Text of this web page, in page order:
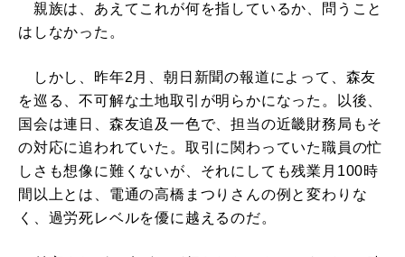
親族は、あえてこれが何を指しているか、問うこと
はしなかった。
しかし、昨年2月、朝日新聞の報道によって、森友
を巡る、不可解な土地取引が明らかになった。以後、
国会は連日、森友追及一色で、担当の近畿財務局もそ
の対応に追われていた。取引に関わっていた職員の忙
しさも想像に難くないが、それにしても残業月100時
間以上とは、電通の高橋まつりさんの例と変わりな
く、過労死レベルを優に越えるのだ。